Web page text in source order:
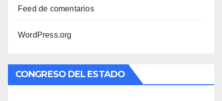
Feed de comentarios
WordPress.org
CONGRESO DEL ESTADO